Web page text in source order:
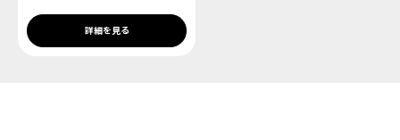
詳細を見る